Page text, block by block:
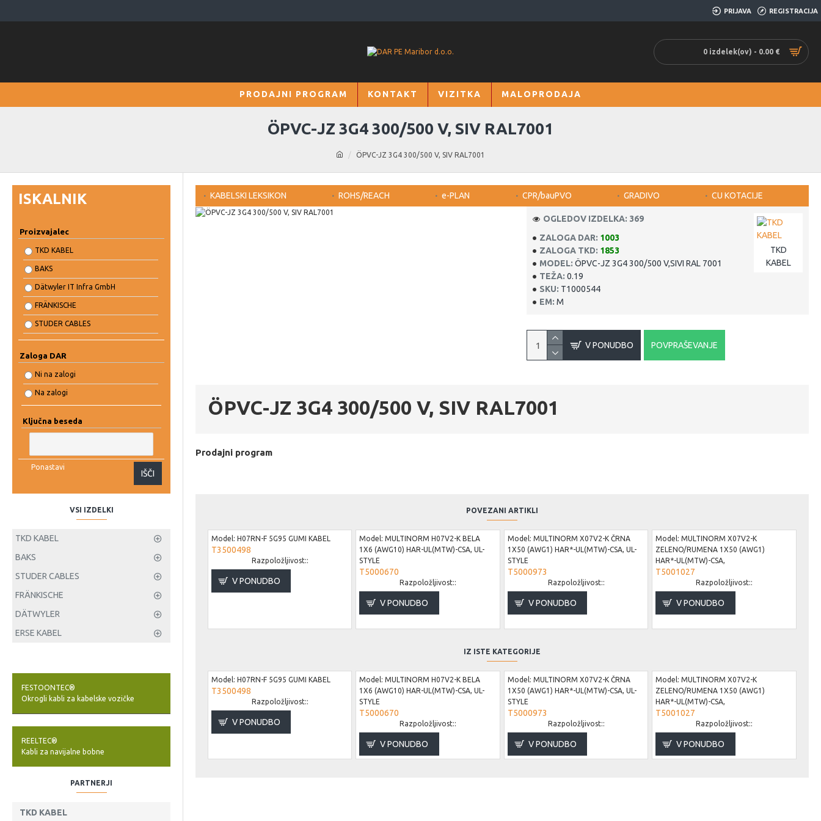
PRIJAVA REGISTRACIJA
0 izdelek(ov) - 0.00 €
PRODAJNI PROGRAM KONTAKT VIZITKA MALOPRODAJA
ÖPVC-JZ 3G4 300/500 V, SIV RAL7001
ÖPVC-JZ 3G4 300/500 V, SIV RAL7001
ISKALNIK
Proizvajalec
TKD KABEL
BAKS
Dätwyler IT Infra GmbH
FRÄNKISCHE
STUDER CABLES
ERSE KABEL
Zaloga DAR
Ni na zalogi
Na zalogi
Ključna beseda
Ponastavi
IŠČI
VSI IZDELKI
TKD KABEL
BAKS
STUDER CABLES
FRÄNKISCHE
DÄTWYLER
ERSE KABEL
FESTOONTEC®
Okrogli kabli za kabelske vozičke
REELTEC®
Kabli za navijalne bobne
PARTNERJI
TKD KABEL
KABELSKI LEKSIKON ROHS/REACH e-PLAN CPR/bauPVO GRADIVO CU KOTACIJE
ZALOGA DAR: 1003
ZALOGA TKD: 1853
MODEL: ÖPVC-JZ 3G4 300/500 V,SIVI RAL 7001
TEŽA: 0.19
SKU: T1000544
EM: M
TKD
KABEL
OGLEDOV IZDELKA: 369
V PONUDBO POVPRAŠEVANJE
ÖPVC-JZ 3G4 300/500 V, SIV RAL7001
Prodajni program
POVEZANI ARTIKLI
Model: H07RN-F 5G95 GUMI KABEL
T3500498
Razpoložljivost::
V PONUDBO
Model: MULTINORM H07V2-K BELA
1X6 (AWG10) HAR-UL(MTW)-CSA, UL-
STYLE
T5000670
Razpoložljivost::
V PONUDBO
Model: MULTINORM X07V2-K ČRNA
1X50 (AWG1) HAR*-UL(MTW)-CSA, UL-
STYLE
T5000973
Razpoložljivost::
V PONUDBO
Model: MULTINORM X07V2-K
ZELENO/RUMENA 1X50 (AWG1)
HAR*-UL(MTW)-CSA,
T5001027
Razpoložljivost::
V PONUDBO
IZ ISTE KATEGORIJE
Model: H07RN-F 5G95 GUMI KABEL
T3500498
Razpoložljivost::
V PONUDBO
Model: MULTINORM H07V2-K BELA
1X6 (AWG10) HAR-UL(MTW)-CSA, UL-
STYLE
T5000670
Razpoložljivost::
V PONUDBO
Model: MULTINORM X07V2-K ČRNA
1X50 (AWG1) HAR*-UL(MTW)-CSA, UL-
STYLE
T5000973
Razpoložljivost::
V PONUDBO
Model: MULTINORM X07V2-K
ZELENO/RUMENA 1X50 (AWG1)
HAR*-UL(MTW)-CSA,
T5001027
Razpoložljivost::
V PONUDBO